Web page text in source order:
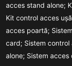
acces stand alone;
Kit control acces
acces poartă;
card; Sistem control
alone; Sistem acces